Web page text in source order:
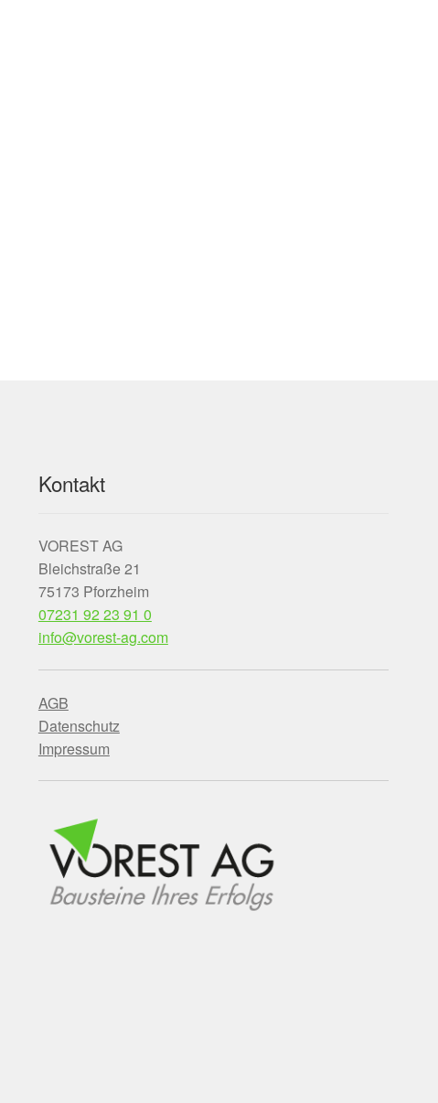
Kontakt
VOREST AG
Bleichstraße 21
75173 Pforzheim
07231 92 23 91 0
info@vorest-ag.com
AGB
Datenschutz
Impressum